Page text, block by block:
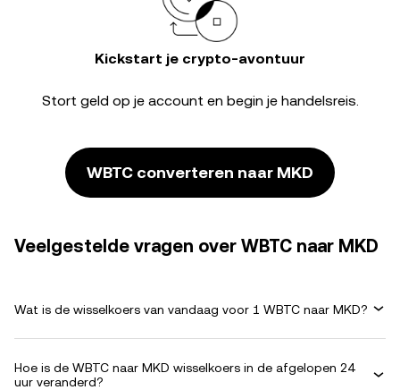
Kickstart je crypto-avontuur
Stort geld op je account en begin je handelsreis.
WBTC converteren naar MKD
Veelgestelde vragen over WBTC naar MKD
Wat is de wisselkoers van vandaag voor 1 WBTC naar MKD?
Hoe is de WBTC naar MKD wisselkoers in de afgelopen 24
uur veranderd?